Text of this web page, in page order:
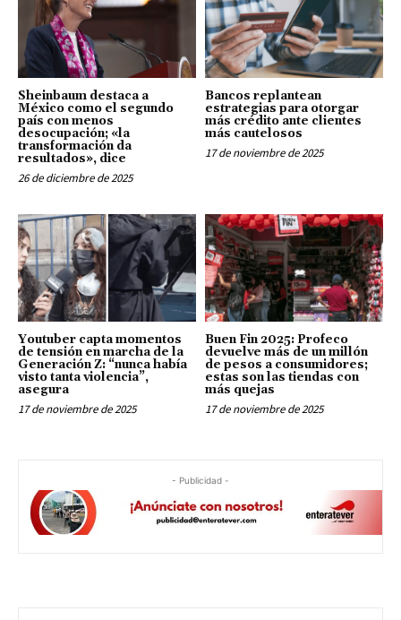
Sheinbaum destaca a
México como el segundo
país con menos
desocupación; «la
transformación da
resultados», dice
26 de diciembre de 2025
Bancos replantean
estrategias para otorgar
más crédito ante clientes
más cautelosos
17 de noviembre de 2025
Youtuber capta momentos
de tensión en marcha de la
Generación Z: “nunca había
visto tanta violencia”,
asegura
17 de noviembre de 2025
Buen Fin 2025: Profeco
devuelve más de un millón
de pesos a consumidores;
estas son las tiendas con
más quejas
17 de noviembre de 2025
- Publicidad -